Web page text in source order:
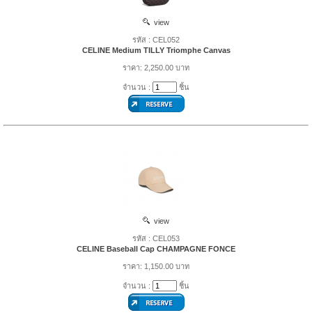
view
รหัส : CEL052
CELINE Medium TILLY Triomphe Canvas
ราคา: 2,250.00 บาท
จำนวน : ชิ้น
view
รหัส : CEL053
CELINE Baseball Cap CHAMPAGNE FONCE
ราคา: 1,150.00 บาท
จำนวน : ชิ้น